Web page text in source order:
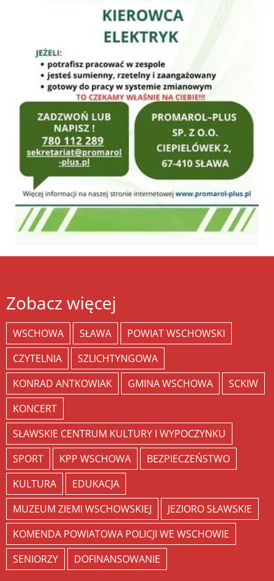
Zobacz więcej
WSCHOWA SŁAWA
POWIAT WSCHOWSKI
CZYTELNIA
SZLICHTYNGOWA
KONRAD ANTKOWIAK
GMINA WSCHOWA
SCKIW
KONCERT
SŁAWSKIE CENTRUM KULTURY I WYPOCZYNKU
SPORT
KPP WSCHOWA
BEZPIECZEŃSTWO
KULTURA
EDUKACJA
MUZEUM ZIEMI WSCHOWSKIEJ
JEZIORO SŁAWSKIE
KOMENDA POWIATOWA POLICJI WE WSCHOWIE
SENIORZY
DOFINANSOWANIE